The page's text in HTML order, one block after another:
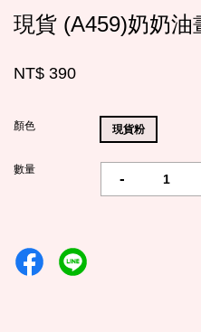
現貨 (A459)奶奶油
NT$ 390
顏色 現貨粉
數量
-